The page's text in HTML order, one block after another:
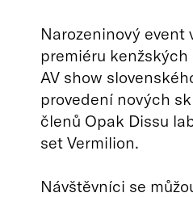
Narozeninový event
premiéru
AV show
provedení nových
členů Opak Dissu
set Vermilion.
Návštěvníci se